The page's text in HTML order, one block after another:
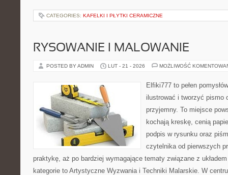
CATEGORIES: KAFELKI I PŁYTKI CERAMICZNE
RYSOWANIE I MALOWANIE
POSTED BY ADMIN LUT - 21 - 2026 MOŻLIWOŚĆ
Elfiki777 to pełen
ilustrować i tworzyć pismo
przyjemny. To miejsce
kochają kreskę, cenią
podpis w rysunku oraz
czytelnika od pierwszych
praktykę, aż po bardziej wymagające tematy związane z
kategorie to Artystyczne Wyzwania i Techniki Malarskie. W